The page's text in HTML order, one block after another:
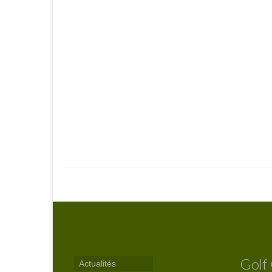
Actualités Golf